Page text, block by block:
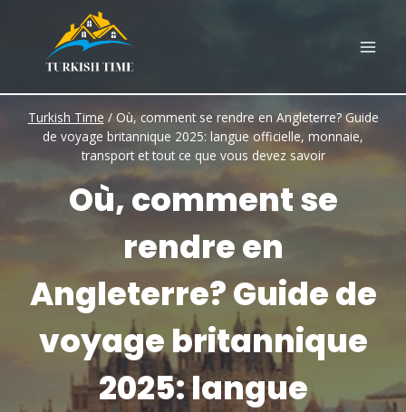
content
Turkish Time / Où, comment se rendre en Angleterre? Guide
de voyage britannique 2025: langue officielle, monnaie,
transport et tout ce que vous devez savoir
Où, comment se
rendre en
Angleterre? Guide de
voyage britannique
2025: langue